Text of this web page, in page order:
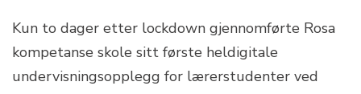
Kun to dager etter lockdown gjennomførte Rosa
kompetanse skole sitt første heldigitale
undervisningsopplegg for lærerstudenter ved